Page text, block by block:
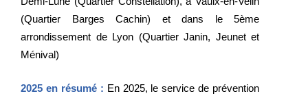
(Quartier Barges Cachin) et dans le 5ème
arrondissement de Lyon (Quartier Janin, Jeunet et
Ménival)
2025 en résumé : En 2025, le service de prévention